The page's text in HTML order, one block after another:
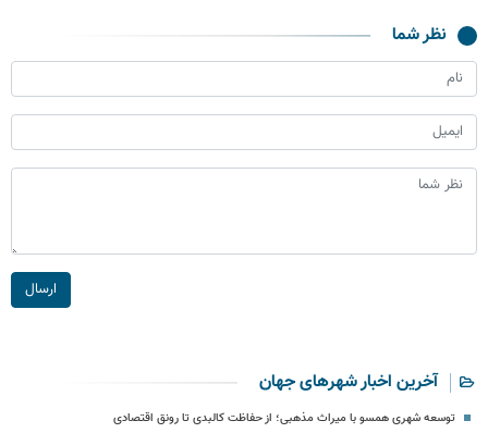
نظر شما
ارسال
آخرین اخبار شهرهای جهان
توسعه شهری همسو با میراث مذهبی؛ از حفاظت کالبدی تا رونق اقتصادی